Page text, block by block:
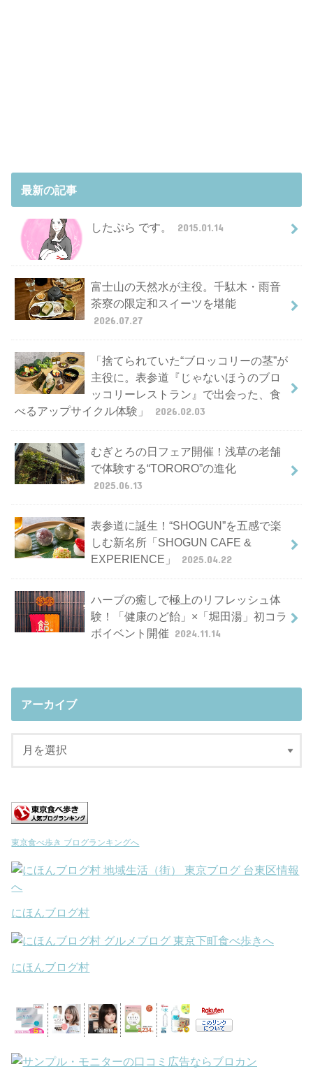
最新の記事
したぷら です。 2015.01.14
富士山の天然水が主役。千駄木・雨音
茶寮の限定和スイーツを堪能
2026.07.27
「捨てられていた“ブロッコリーの茎”が
主役に。表参道『じゃないほうのブロ
ッコリーレストラン』で出会った、食
べるアップサイクル体験」
2026.02.03
むぎとろの日フェア開催！浅草の老舗
で体験する“TORORO”の進化
2025.06.13
表参道に誕生！“SHOGUN”を五感で楽
しむ新名所「SHOGUN CAFE &
EXPERIENCE」
2025.04.22
ハーブの癒しで極上のリフレッシュ体
験！「健康のど飴」×「堀田湯」初コラ
ボイベント開催 2024.11.14
アーカイブ
東京食べ歩き ブログランキングへ
にほんブログ村
にほんブログ村